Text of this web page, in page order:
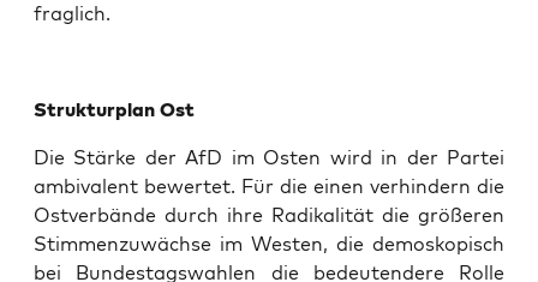
fraglich.
Struk­tur­plan Ost
Die Stär­ke der AfD im Osten wird in der Par­tei
ambi­va­lent bewer­tet. Für die einen ver­hin­dern die
Ost­ver­bän­de durch ihre Radi­ka­li­tät die grö­ße­ren
Stim­men­zu­wäch­se im Wes­ten, die demo­sko­pisch
bei Bun­des­tags­wah­len die bedeu­ten­de­re Rol­le